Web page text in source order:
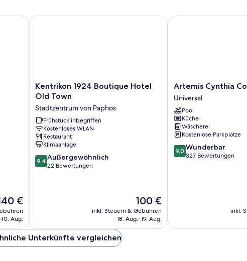
€
Aug.
Kentrikon
1924
Hotel
Old
Town
Stadtzentrum
von
Paphos
Kentrikon 1924 Boutique Hotel
Old Town
Stadtzentrum von Paphos
Frühstück inbegriffen
Kostenloses WLAN
Restaurant
Klimaanlage
9.4
von
9,4 Außergewöhnlich
22 Bewertungen
Der
Preis
beträgt
100 €
inkl. Steuern & Gebühren
18. Aug.–19. Aug.
Kentrikon 1924 Boutique Hotel Old Town
Artemis
Cynthia
Complex
Universal
Artemis Cynthia
Universal
Pool
Küche
Wäscherei
Kostenlose Parkplätze
9.0
von
9,0 Wunderbar
327 Bewertungen
inkl.
Artemis Cynthia
Unterkünfte vergleichen